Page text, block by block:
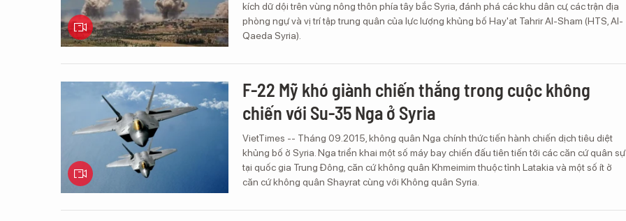
kích dữ dội trên vùng nông thôn phía tây bắc Syria, đánh phá các khu dân cư, các trận địa
phòng ngự và vị trí tập trung quân của lực lượng khủng bố Hay'at Tahrir Al-Sham (HTS, Al-
Qaeda Syria).
F-22 Mỹ khó giành chiến thắng trong cuộc không
chiến với Su-35 Nga ở Syria
VietTimes -- Tháng 09.2015, không quân Nga chính thức tiến hành chiến dịch tiêu diệt
khủng bố ở Syria. Nga triển khai một số máy bay chiến đấu tiên tiến tới các căn cứ quân sự
tại quốc gia Trung Đông, căn cứ không quân Khmeimim thuộc tỉnh Latakia và một số ít ở
căn cứ không quân Shayrat cùng với Không quân Syria.